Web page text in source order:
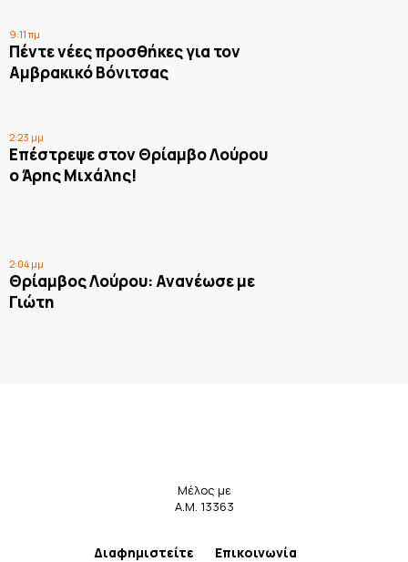
9:11 πμ
Πέντε νέες προσθήκες για τον
Αμβρακικό Βόνιτσας
2:23 μμ
Επέστρεψε στον Θρίαμβο Λούρου
ο Άρης Μιχάλης!
2:04 μμ
Θρίαμβος Λούρου: Ανανέωσε με
Γιώτη
Μέλος με
Α.Μ. 13363
Διαφημιστείτε Επικοινωνία